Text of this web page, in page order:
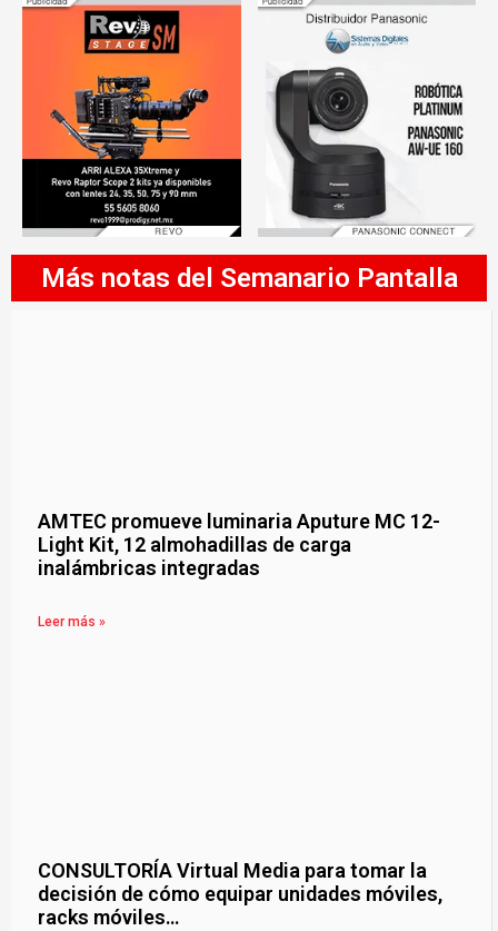
Más notas del Semanario Pantalla
AMTEC promueve luminaria Aputure MC 12-
Light Kit, 12 almohadillas de carga
inalámbricas integradas
Leer más »
CONSULTORÍA Virtual Media para tomar la
decisión de cómo equipar unidades móviles,
racks móviles…